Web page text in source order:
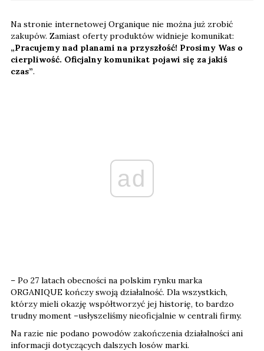
Na stronie internetowej Organique nie można już zrobić
zakupów. Zamiast oferty produktów widnieje komunikat:
„Pracujemy nad planami na przyszłość! Prosimy Was o
cierpliwość. Oficjalny komunikat pojawi się za jakiś
czas”.
ad
– Po 27 latach obecności na polskim rynku marka
ORGANIQUE kończy swoją działalność. Dla wszystkich,
którzy mieli okazję współtworzyć jej historię, to bardzo
trudny moment –usłyszeliśmy nieoficjalnie w centrali firmy.
Na razie nie podano powodów zakończenia działalności ani
informacji dotyczących dalszych losów marki.